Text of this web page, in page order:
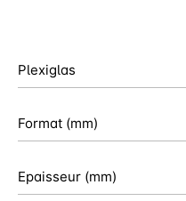
Plexiglas
Format (mm)
Epaisseur (mm)